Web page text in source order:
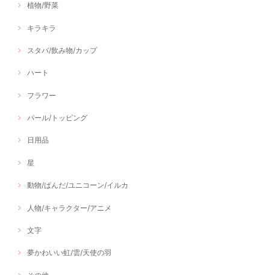
植物/野菜
キラキラ
スタバ/飲み物/カップ
ハート
フラワー
パール/トッピング
日用品
星
動物/ぱんだ/ユニコーン/イルカ
人物/キャラクター/アニメ
文字
夢かわいい虹/雲/天使の羽